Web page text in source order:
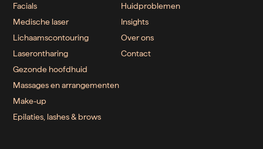
Facials
Medische laser
Lichaamscontouring
Laserontharing
Gezonde hoofdhuid
Massages en arrangementen
Make-up
Epilaties, lashes & brows
Huidproblemen
Insights
Over ons
Contact